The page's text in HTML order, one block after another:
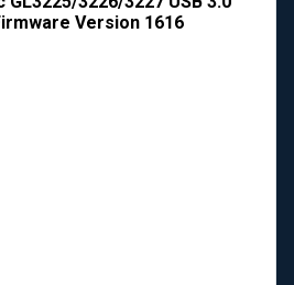
Version 1616